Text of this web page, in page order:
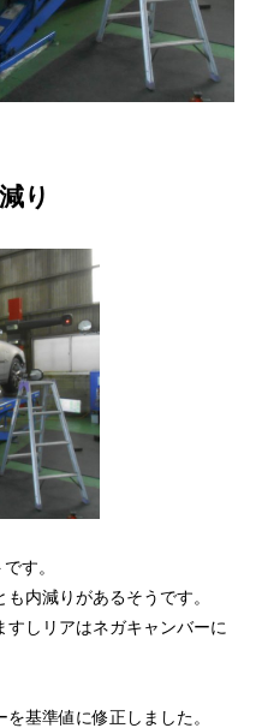
り
す。
内減りがあるそうです。
しリアはネガキャンバーに
基準値に修正しました。